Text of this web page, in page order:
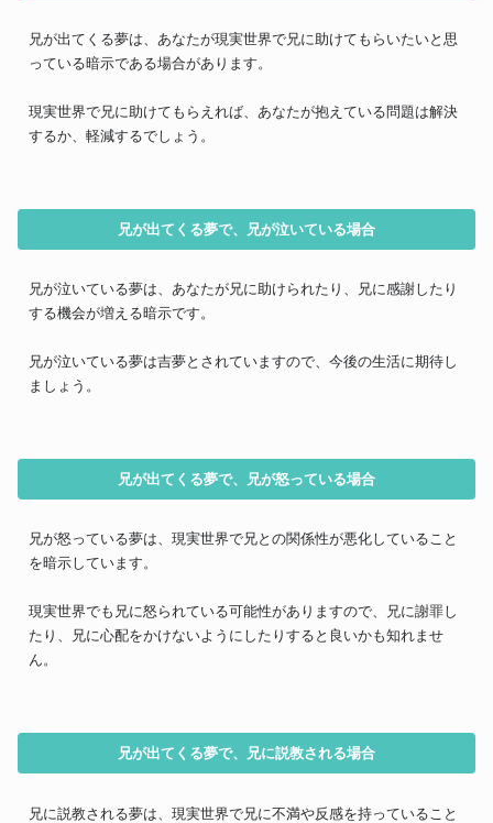
兄が出てくる夢は、あなたが現実世界で兄に助けてもらいたいと思
っている暗示である場合があります。
現実世界で兄に助けてもらえれば、あなたが抱えている問題は解決
するか、軽減するでしょう。
兄が出てくる夢で、兄が泣いている場合
兄が泣いている夢は、あなたが兄に助けられたり、兄に感謝したり
する機会が増える暗示です。
兄が泣いている夢は吉夢とされていますので、今後の生活に期待し
ましょう。
兄が出てくる夢で、兄が怒っている場合
兄が怒っている夢は、現実世界で兄との関係性が悪化していること
を暗示しています。
現実世界でも兄に怒られている可能性がありますので、兄に謝罪し
たり、兄に心配をかけないようにしたりすると良いかも知れませ
ん。
兄が出てくる夢で、兄に説教される場合
兄に説教される夢は、現実世界で兄に不満や反感を持っていること